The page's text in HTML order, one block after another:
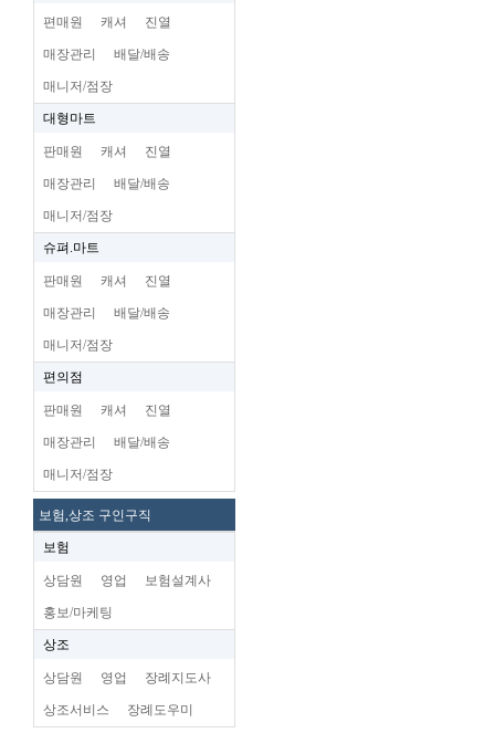
편매원 캐셔 진열
매장관리 배달/배송
매니저/점장
대형마트
판매원 캐셔 진열
매장관리 배달/배송
매니저/점장
슈펴.마트
판매원 캐셔 진열
매장관리 배달/배송
매니저/점장
편의점
판매원 캐셔 진열
매장관리 배달/배송
매니저/점장
보험,상조 구인구직
보험
상담원 영업 보험설계사
홍보/마케팅
상조
상담원 영업 장례지도사
상조서비스 장례도우미